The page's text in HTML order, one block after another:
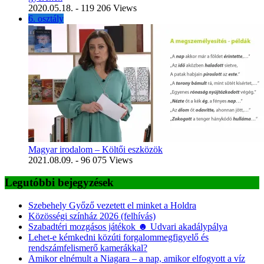
2020.05.18. - 119 206 Views
6. osztály
Magyar irodalom – Költői eszközök
2021.08.09. - 96 075 Views
Legutóbbi bejegyzések
Szebehely Győző vezetett el minket a Holdra
Közösségi színház 2026 (felhívás)
Szabadtéri mozgásos játékok ☻ Udvari akadálypálya
Lehet-e kémkedni közúti forgalommegfigyelő és
rendszámfelismerő kamerákkal?
Amikor elnémult a Niagara – a nap, amikor elfogyott a víz